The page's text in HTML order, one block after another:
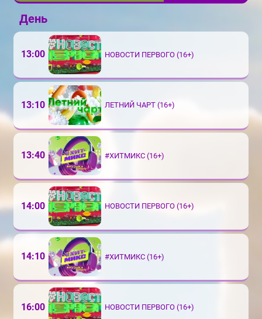
День
13:00 НОВОСТИ ПЕРВОГО (16+)
13:10 ЛЕТНИЙ ЧАРТ (16+)
13:40 #ХИТМИКС (16+)
14:00 НОВОСТИ ПЕРВОГО (16+)
14:10 #ХИТМИКС (16+)
16:00 НОВОСТИ ПЕРВОГО (16+)